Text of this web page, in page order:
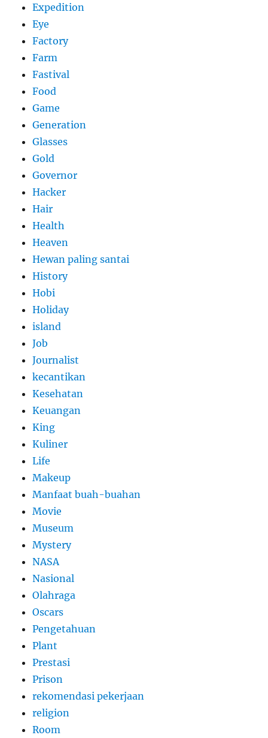
Expedition
Eye
Factory
Farm
Fastival
Food
Game
Generation
Glasses
Gold
Governor
Hacker
Hair
Health
Heaven
Hewan paling santai
History
Hobi
Holiday
island
Job
Journalist
kecantikan
Kesehatan
Keuangan
King
Kuliner
Life
Makeup
Manfaat buah-buahan
Movie
Museum
Mystery
NASA
Nasional
Olahraga
Oscars
Pengetahuan
Plant
Prestasi
Prison
rekomendasi pekerjaan
religion
Room